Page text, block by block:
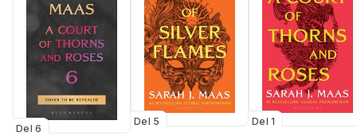
Del 6
Del 5 Del 1